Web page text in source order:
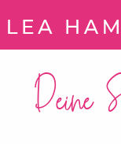
Deine